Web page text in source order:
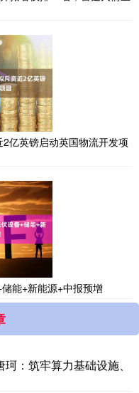
亿英镑启动英国物流开发项
能+新能源+中报预增
：筑牢算力基础设施、